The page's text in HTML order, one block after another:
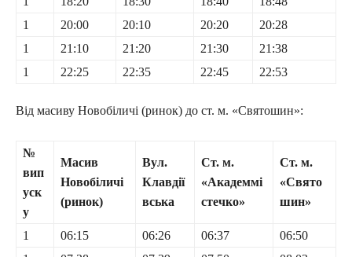
1
20:00 20:10 20:20
20:28
1
21:10 21:20 21:30
21:38
1
22:25 22:35 22:45 22:53
Від масиву Новобіличі (ринок) до ст. м. «Святошин»:
№
вип
уск
у
Масив
Новобіличі
(ринок)
Вул.
Клавдії
вська
Ст. м.
«Академмі
стечко»
Ст. м.
«Свято
шин»
1 06:15 06:26 06:37
06:50